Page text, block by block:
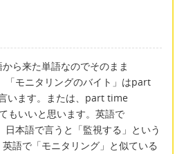
から来た単語なのでそのまま
モニタリングのバイト」はpart
ます。または、part time
もいいと思います。英語で
本語で言うと「監視する」という
語で「モニタリング」と似ている